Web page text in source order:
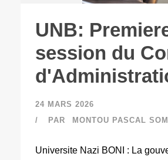
UNB:
session du
24 MARS 2026
PAR
MONTOU PASCAL
Universite Nazi BONI : La